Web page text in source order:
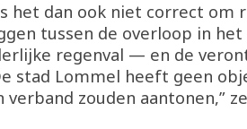
het dan ook niet correct om
tussen de overloop in het
regenval — en de
stad Lommel heeft geen
verband zouden aantonen,”